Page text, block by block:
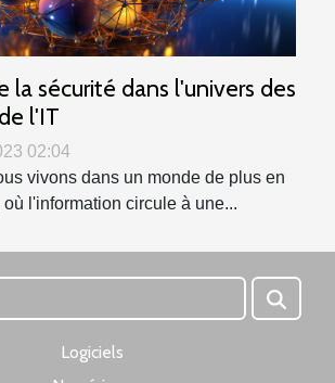
la sécurité dans l'univers des
l'IT
02:04
vivons dans un monde de plus en
l'information circule à une...
Logiciels